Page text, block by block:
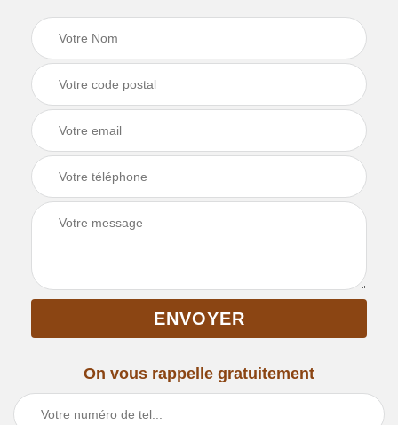
On vous rappelle gratuitement